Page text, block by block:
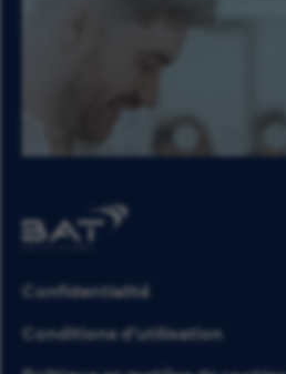
Confidentialité
Conditions d’utilisation